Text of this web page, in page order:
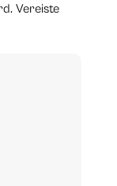
Vereiste